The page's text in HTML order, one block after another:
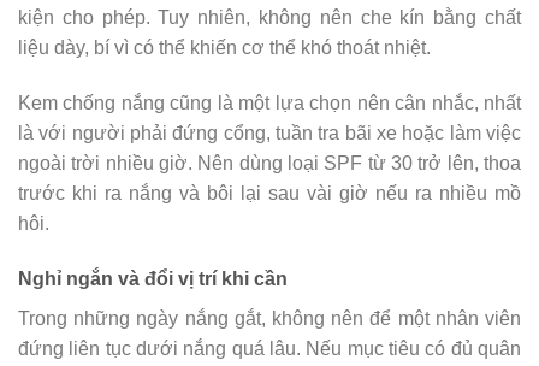
kiện cho phép. Tuy nhiên, không nên che kín bằng chất
liệu dày, bí vì có thể khiến cơ thể khó thoát nhiệt.
Kem chống nắng cũng là một lựa chọn nên cân nhắc, nhất
là với người phải đứng cổng, tuần tra bãi xe hoặc làm việc
ngoài trời nhiều giờ. Nên dùng loại SPF từ 30 trở lên, thoa
trước khi ra nắng và bôi lại sau vài giờ nếu ra nhiều mồ
hôi.
Nghỉ ngắn và đổi vị trí khi cần
Trong những ngày nắng gắt, không nên để một nhân viên
đứng liên tục dưới nắng quá lâu. Nếu mục tiêu có đủ quân